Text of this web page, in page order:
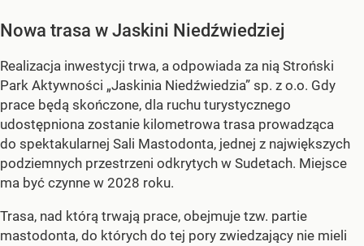
Nowa trasa w Jaskini Niedźwiedziej
Realizacja inwestycji trwa, a odpowiada za nią Stroński
Park Aktywności „Jaskinia Niedźwiedzia” sp. z o.o. Gdy
prace będą skończone, dla ruchu turystycznego
udostępniona zostanie kilometrowa trasa prowadząca
do spektakularnej Sali Mastodonta, jednej z największych
podziemnych przestrzeni odkrytych w Sudetach. Miejsce
ma być czynne w 2028 roku.
Trasa, nad którą trwają prace, obejmuje tzw. partie
mastodonta, do których do tej pory zwiedzający nie mieli